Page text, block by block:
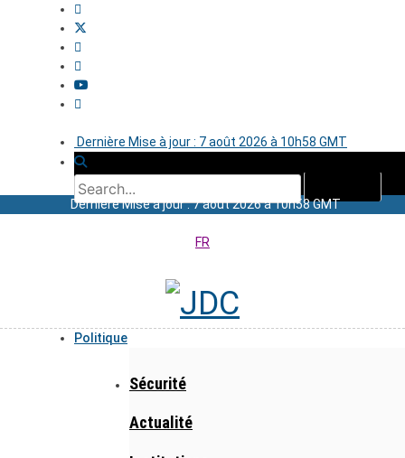
Dernière Mise à jour : 7 août 2026 à 10h58 GMT
Dernière Mise à jour : 7 août 2026 à 10h58 GMT
FR
Politique
Sécurité
Actualité